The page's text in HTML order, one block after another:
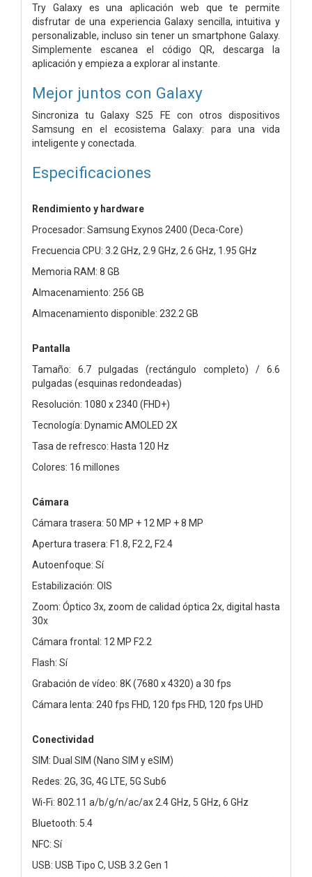
Try Galaxy es una aplicación web que te permite
disfrutar de una experiencia Galaxy sencilla, intuitiva y
personalizable, incluso sin tener un smartphone Galaxy.
Simplemente escanea el código QR, descarga la
aplicación y empieza a explorar al instante.
Mejor juntos con Galaxy
Sincroniza tu Galaxy S25 FE con otros dispositivos
Samsung en el ecosistema Galaxy: para una vida
inteligente y conectada.
Especificaciones
Rendimiento y hardware
Procesador: Samsung Exynos 2400 (Deca-Core)
Frecuencia CPU: 3.2 GHz, 2.9 GHz, 2.6 GHz, 1.95 GHz
Memoria RAM: 8 GB
Almacenamiento: 256 GB
Almacenamiento disponible: 232.2 GB
Pantalla
Tamaño: 6.7 pulgadas (rectángulo completo) / 6.6
pulgadas (esquinas redondeadas)
Resolución: 1080 x 2340 (FHD+)
Tecnología: Dynamic AMOLED 2X
Tasa de refresco: Hasta 120 Hz
Colores: 16 millones
Cámara
Cámara trasera: 50 MP + 12 MP + 8 MP
Apertura trasera: F1.8, F2.2, F2.4
Autoenfoque: Sí
Estabilización: OIS
Zoom: Óptico 3x, zoom de calidad óptica 2x, digital hasta
30x
Cámara frontal: 12 MP F2.2
Flash: Sí
Grabación de vídeo: 8K (7680 x 4320) a 30 fps
Cámara lenta: 240 fps FHD, 120 fps FHD, 120 fps UHD
Conectividad
SIM: Dual SIM (Nano SIM y eSIM)
Redes: 2G, 3G, 4G LTE, 5G Sub6
Wi-Fi: 802.11 a/b/g/n/ac/ax 2.4 GHz, 5 GHz, 6 GHz
Bluetooth: 5.4
NFC: Sí
USB: USB Tipo C, USB 3.2 Gen 1